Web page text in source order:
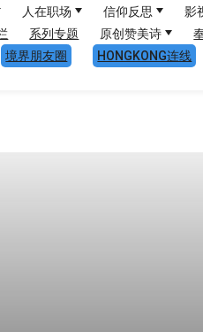
人在职场 信仰反思
影
系列专题 原创赞美诗
境界朋友圈
HONGKONG连线